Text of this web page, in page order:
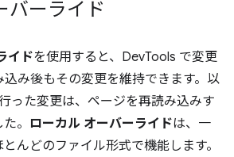
バーライド
イドを使用すると、DevTools で変更
み後もその変更を維持できます。以
った変更は、ページを再読み込みす
。 ローカル オーバーライドは、一
んどのファイル形式で機能します。